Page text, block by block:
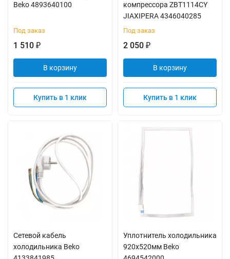
Beko 4893640100
Под заказ
1 510 ₽
В корзину
Купить в 1 клик
компрессора ZBT1114CY
JIAXIPERA 4346040285
Под заказ
2 050 ₽
В корзину
Купить в 1 клик
Сетевой кабель
холодильника Beko
Уплотнитель холодильника
920x520мм Beko